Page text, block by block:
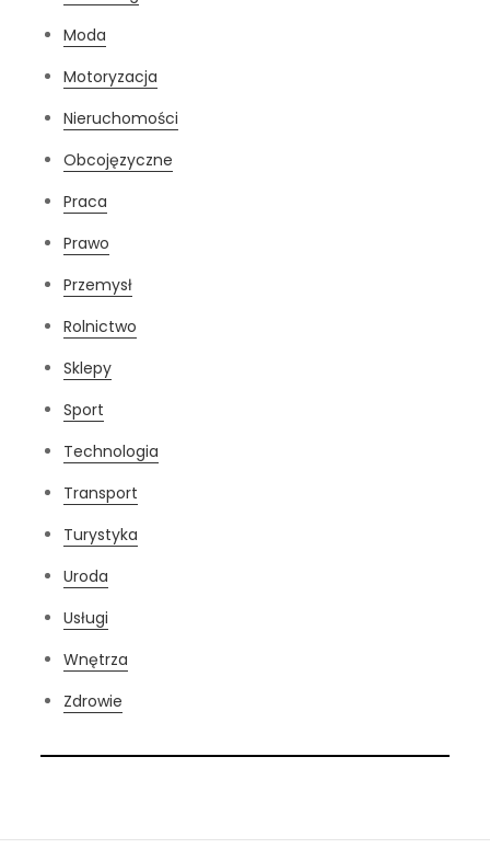
Moda
Motoryzacja
Nieruchomości
Obcojęzyczne
Praca
Prawo
Przemysł
Rolnictwo
Sklepy
Sport
Technologia
Transport
Turystyka
Uroda
Usługi
Wnętrza
Zdrowie